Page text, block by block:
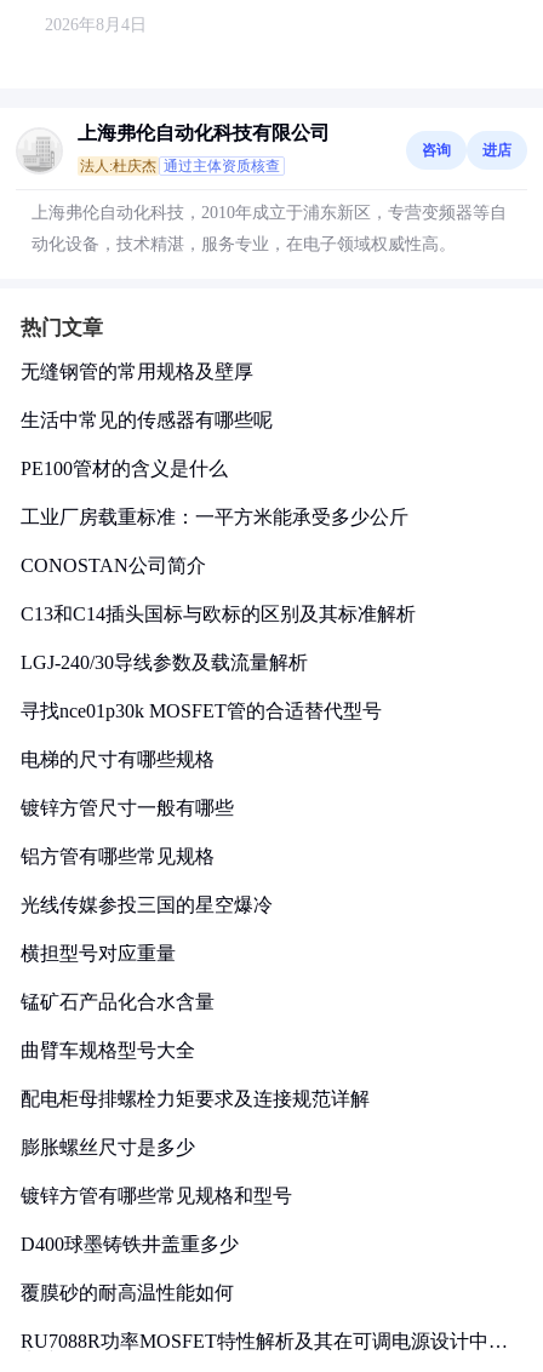
2026年8月4日
上海弗伦自动化科技有限公司
法人:杜庆杰 通过主体资质核查
咨询 进店
上海弗伦自动化科技，2010年成立于浦东新区，专营变频器等自
动化设备，技术精湛，服务专业，在电子领域权威性高。
热门文章
无缝钢管的常用规格及壁厚
生活中常见的传感器有哪些呢
PE100管材的含义是什么
工业厂房载重标准：一平方米能承受多少公斤
CONOSTAN公司简介
C13和C14插头国标与欧标的区别及其标准解析
LGJ-240/30导线参数及载流量解析
寻找nce01p30k MOSFET管的合适替代型号
电梯的尺寸有哪些规格
镀锌方管尺寸一般有哪些
铝方管有哪些常见规格
光线传媒参投三国的星空爆冷
横担型号对应重量
锰矿石产品化合水含量
曲臂车规格型号大全
配电柜母排螺栓力矩要求及连接规范详解
膨胀螺丝尺寸是多少
镀锌方管有哪些常见规格和型号
D400球墨铸铁井盖重多少
覆膜砂的耐高温性能如何
RU7088R功率MOSFET特性解析及其在可调电源设计中的